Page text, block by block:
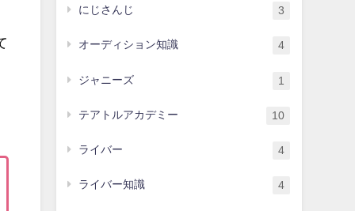
にじさんじ 3
オーディション知識 4
ジャニーズ 1
テアトルアカデミー 10
ライバー 4
ライバー知識 4